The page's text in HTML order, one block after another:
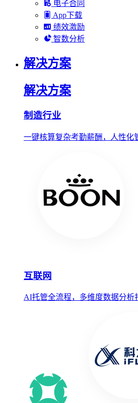
电子合同
App下载
绩效激励
智数分析
解决方案
解决方案
制造行业
一键核算复杂考勤薪酬，人性化
互联网
AI托管全流程，多维度数据分析